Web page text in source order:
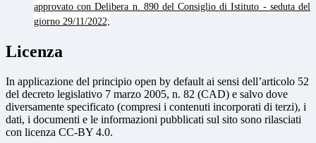
approvato con Delibera n. 890 del Consiglio di Istituto - seduta del
giorno 29/11/2022;
Licenza
In applicazione del principio open by default ai sensi dell’articolo 52
del decreto legislativo 7 marzo 2005, n. 82 (CAD) e salvo dove
diversamente specificato (compresi i contenuti incorporati di terzi), i
dati, i documenti e le informazioni pubblicati sul sito sono rilasciati
con licenza CC-BY 4.0.